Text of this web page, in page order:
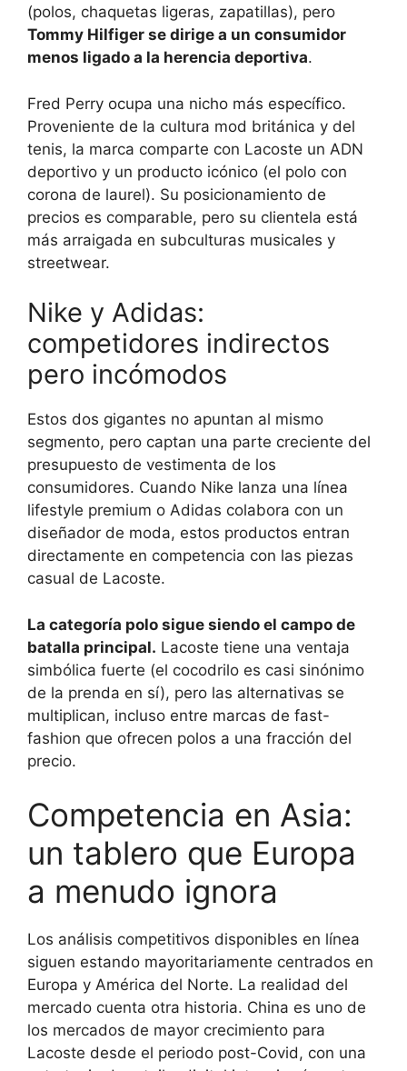
(polos, chaquetas ligeras, zapatillas), pero
Tommy Hilfiger se dirige a un consumidor
menos ligado a la herencia deportiva.
Fred Perry ocupa una nicho más específico.
Proveniente de la cultura mod británica y del
tenis, la marca comparte con Lacoste un ADN
deportivo y un producto icónico (el polo con
corona de laurel). Su posicionamiento de
precios es comparable, pero su clientela está
más arraigada en subculturas musicales y
streetwear.
Nike y Adidas:
competidores indirectos
pero incómodos
Estos dos gigantes no apuntan al mismo
segmento, pero captan una parte creciente del
presupuesto de vestimenta de los
consumidores. Cuando Nike lanza una línea
lifestyle premium o Adidas colabora con un
diseñador de moda, estos productos entran
directamente en competencia con las piezas
casual de Lacoste.
La categoría polo sigue siendo el campo de
batalla principal. Lacoste tiene una ventaja
simbólica fuerte (el cocodrilo es casi sinónimo
de la prenda en sí), pero las alternativas se
multiplican, incluso entre marcas de fast-
fashion que ofrecen polos a una fracción del
precio.
Competencia en Asia:
un tablero que Europa
a menudo ignora
Los análisis competitivos disponibles en línea
siguen estando mayoritariamente centrados en
Europa y América del Norte. La realidad del
mercado cuenta otra historia. China es uno de
los mercados de mayor crecimiento para
Lacoste desde el periodo post-Covid, con una